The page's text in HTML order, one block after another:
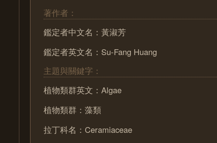
著作者：
鑑定者中文名：黃淑芳
鑑定者英文名：Su-Fang Huang
主題與關鍵字：
植物類群英文：Algae
植物類群：藻類
拉丁科名：Ceramiaceae